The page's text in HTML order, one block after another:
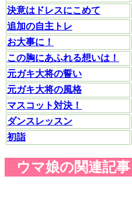
決意はドレスにこめて
追加の自主トレ
お大事に！
この胸にあふれる想いは！
元ガキ大将の誓い
元ガキ大将の風格
マスコット対決！
ダンスレッスン
初詣
ウマ娘の関連記事